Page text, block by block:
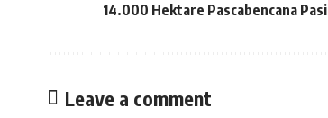
14.000 Hektare Pascabencana
Leave a comment